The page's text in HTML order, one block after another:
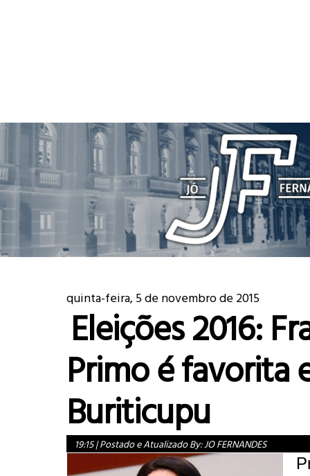
quinta-feira, 5 de novembro de 2015
Eleições 2016:
Primo é favorita
Buriticupu
19:15|Postado e Atualizado By:JO FERNANDES